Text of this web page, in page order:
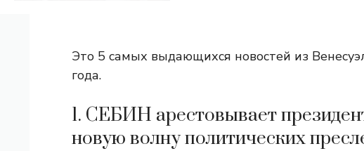
Это 5 самых выдающихся новостей из
года.
1. СЕБИН арестовывает
новую волну политических